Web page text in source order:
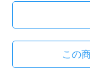
この